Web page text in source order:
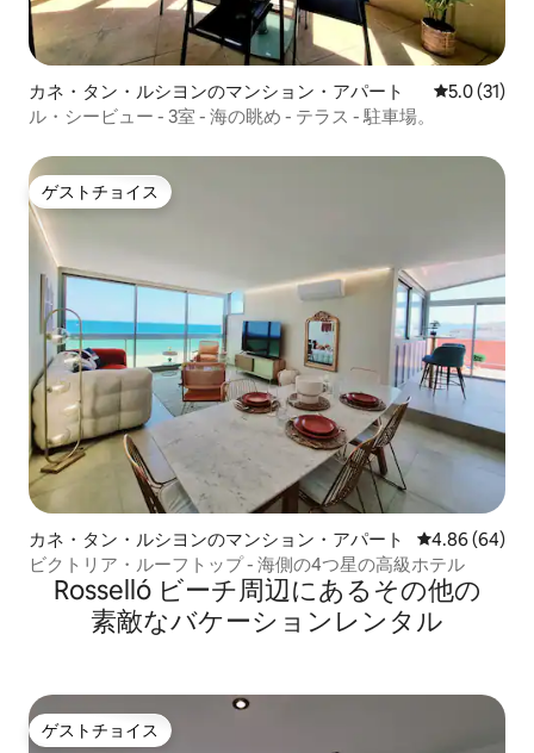
カネ・タン・ルシヨンのマンション・アパート レビュー31
5.0 (31)
ル・シービュー - 3室 - 海の眺め - テラス - 駐車場。
ゲストチョイス
ゲストチョイス
カネ・タン・ルシヨンのマンション・アパート レビュー64件
4.86 (64)
ビクトリア・ルーフトップ - 海側の4つ星の高級ホテル
Rosselló ビーチ⁠周⁠辺⁠に⁠あ⁠るそ⁠の⁠他⁠の
素⁠敵⁠なバ⁠ケ⁠ー⁠シ⁠ョ⁠ン⁠レ⁠ン⁠タ⁠ル
ゲストチョイス
ゲストチョイス